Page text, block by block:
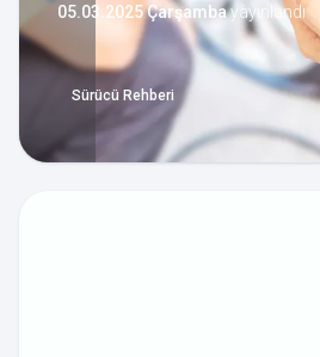
05.03.2025 Çarşambayayınlandı
Sürücü Rehberi